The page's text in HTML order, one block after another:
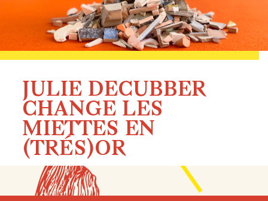
JULIE DECUBBER
CHANGE LES
MIETTES EN
(TRÉS)OR